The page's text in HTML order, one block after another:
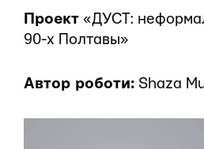
Проект «ДУСТ:
90-х Полтавы»
Автор роботи: Shaza